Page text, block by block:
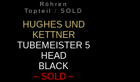
Röhren
Topteil
/ SOLD
HUGHES UND
KETTNER
TUBEMEISTER 5
HEAD
BLACK
– SOLD –